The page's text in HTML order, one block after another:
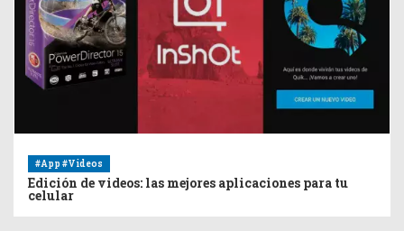
#App #Videos
Edición de videos: las mejores aplicaciones para tu
celular